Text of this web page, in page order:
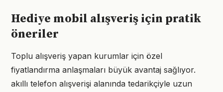
Hediye mobil alışveriş için pratik
öneriler
Toplu alışveriş yapan kurumlar için özel
fiyatlandırma anlaşmaları büyük avantaj sağlıyor.
akıllı telefon alışverişi alanında tedarikçiyle uzun